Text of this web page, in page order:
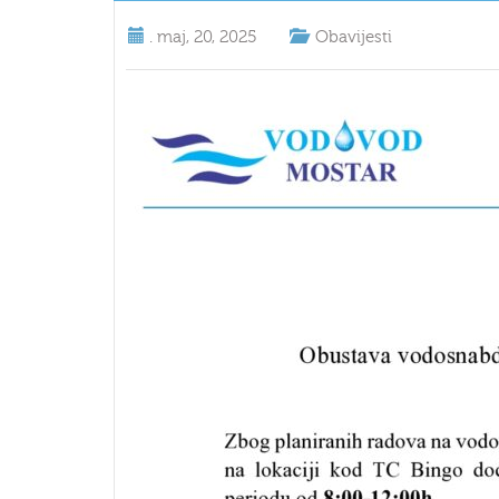
. maj, 20, 2025 Obavijesti